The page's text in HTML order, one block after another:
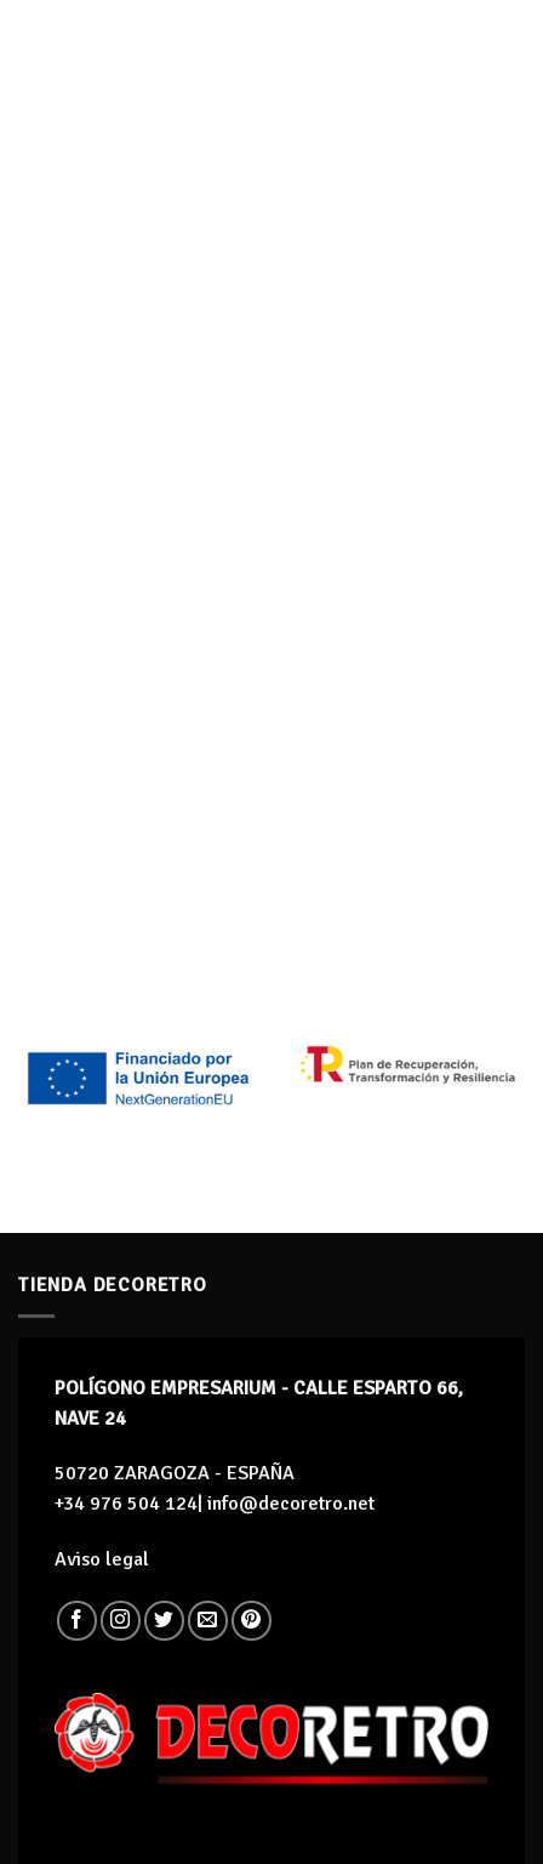
TIENDA DECORETRO
POLÍGONO EMPRESARIUM - CALLE ESPARTO 66,
NAVE 24
50720 ZARAGOZA - ESPAÑA
+34 976 504 124| info@decoretro.net
Aviso legal